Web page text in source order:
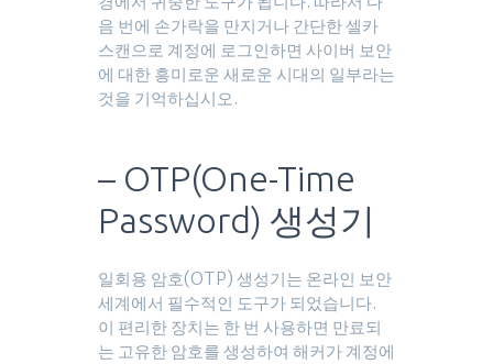
음 번에 손가락을 만지거나 간단한 셀카
스캔으로 계정에 로그인하면 사이버 보안
에 대한 흥미로운 새로운 시대의 일부라는
것을 기억하십시오.
– OTP(One-Time
Password) 생성기
일회용 암호(OTP) 생성기는 온라인 보안
세계에서 필수적인 도구가 되었습니다.
이 편리한 장치는 한 번 사용하면 만료되
는 고유한 암호를 생성하여 해커가 계정에